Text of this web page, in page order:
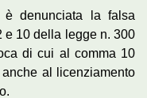
denunciata la falsa
e 10 della legge n. 300
di cui al comma 10
al licenziamento